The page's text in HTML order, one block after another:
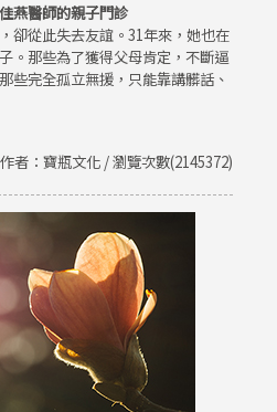
燕醫師的親子門診
卻從此失去友誼。31年來，她也在
。那些為了獲得父母肯定，不斷逼
些完全孤立無援，只能靠講髒話、
作者：寶瓶文化 / 瀏覽次數(2145372)